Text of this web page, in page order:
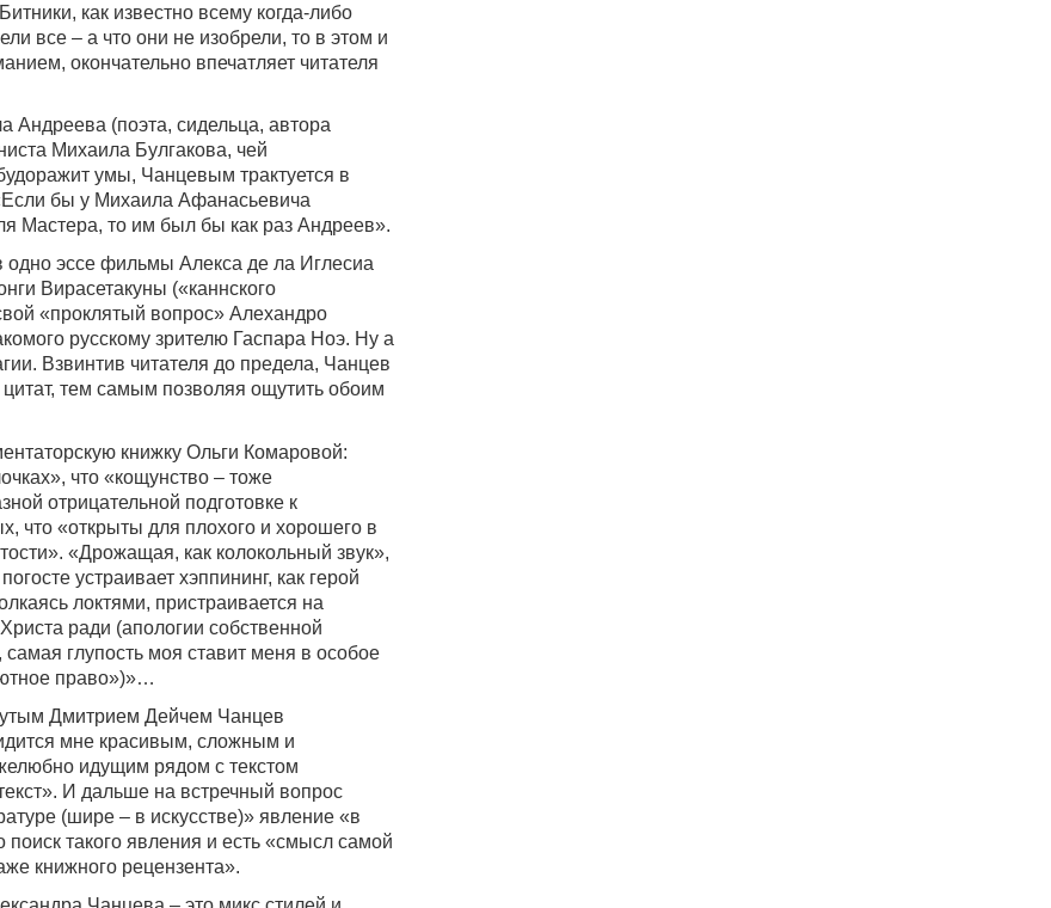
как известно всему когда-либо
все – а что они не изобрели, то в этом и
окончательно впечатляет читателя
Андреева (поэта, сидельца, автора
Михаила Булгакова, чей
умы, Чанцевым трактуется в
бы у Михаила Афанасьевича
Мастера, то им был бы как раз Андреев».
эссе фильмы Алекса де ла Иглесиа
Вирасетакуны («каннского
«проклятый вопрос» Алехандро
русскому зрителю Гаспара Ноэ. Ну а
Взвинтив читателя до предела, Чанцев
тем самым позволяя ощутить обоим
книжку Ольги Комаровой:
что «кощунство – тоже
отрицательной подготовке к
что «открыты для плохого и хорошего в
«Дрожащая, как колокольный звук»,
устраивает хэппининг, как герой
локтями, пристраивается на
ради (апологии собственной
глупость моя ставит меня в особое
право»)»…
Дмитрием Дейчем Чанцев
мне красивым, сложным и
идущим рядом с текстом
И дальше на встречный вопрос
(шире – в искусстве)» явление «в
поиск такого явления и есть «смысл самой
книжного рецензента».